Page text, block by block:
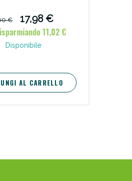
€
17,98 €
11,02 €
Disponibile
AL CARRELLO